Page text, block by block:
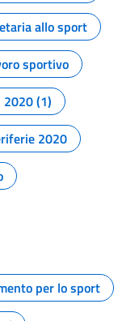
allo sport
sportivo
(1)
2020
per lo sport